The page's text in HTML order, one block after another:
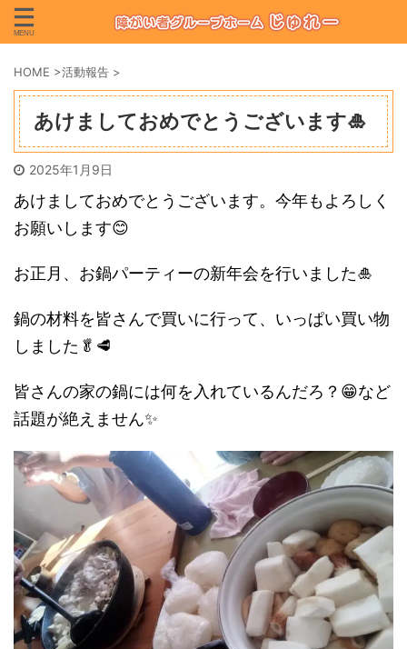
HOME >活動報告 >
あけましておめでとうございます🎍
2025年1月9日
あけましておめでとうございます。今年もよろしく
お願いします😊
お正月、お鍋パーティーの新年会を行いました🎍
鍋の材料を皆さんで買いに行って、いっぱい買い物
しました🥬🥩
皆さんの家の鍋には何を入れているんだろ？😁など
話題が絶えません✨